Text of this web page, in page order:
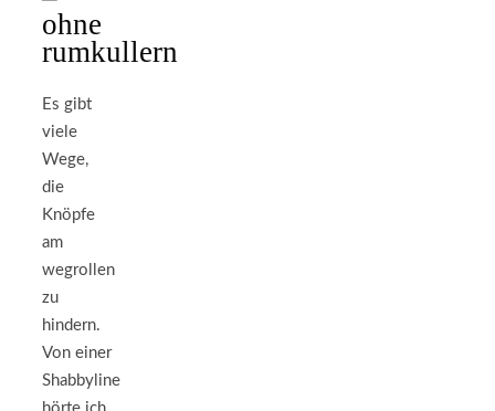
ohne
rumkullern
Es gibt
viele
Wege,
die
Knöpfe
am
wegrollen
zu
hindern.
Von einer
Shabbyline